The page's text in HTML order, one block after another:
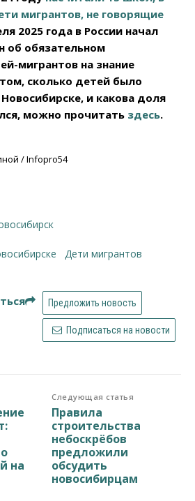
мигрантов, не говорящие
2025 года в России начал
об обязательном
мигрантов на знание
сколько детей было
и какова доля
можно прочитать здесь.
/ Infopro54
дети мигрантов
Предложить новость
Подписаться на новости
на
Следующая статья
Правила
строительства
небоскрёбов
предложили
обсудить
новосибирцам